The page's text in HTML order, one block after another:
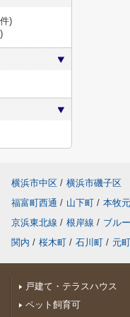
)
横浜市中区 / 横浜市磯子区
福富町西通 / 山下町 / 本牧
京浜東北線 / 根岸線 / ブル
関内 / 桜木町 / 石川町 / 元
戸建て・テラスハウス
ペット飼育可